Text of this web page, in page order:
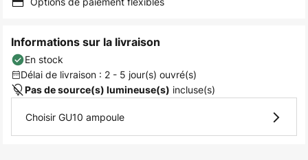
Informations sur la livraison
En stock
Délai de livraison : 2 - 5 jour(s) ouvré(s)
Pas de source(s) lumineuse(s) incluse(s)
Choisir GU10 ampoule